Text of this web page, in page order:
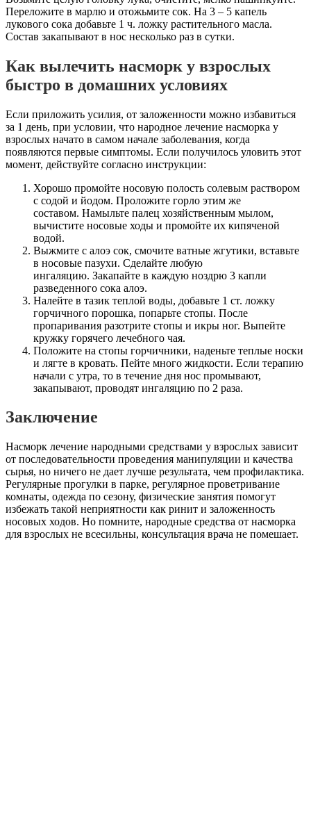
Переложите в марлю и отожьмите сок. На 3 – 5 капель
лукового сока добавьте 1 ч. ложку растительного масла.
Состав закапывают в нос несколько раз в сутки.
Как вылечить насморк у взрослых
быстро в домашних условиях
Если приложить усилия, от заложенности можно избавиться
за 1 день, при условии, что народное лечение насморка у
взрослых начато в самом начале заболевания, когда
появляются первые симптомы. Если получилось уловить этот
момент, действуйте согласно инструкции:
Хорошо промойте носовую полость солевым раствором
с содой и йодом. Проложите горло этим же
составом. Намыльте палец хозяйственным мылом,
вычистите носовые ходы и промойте их кипяченой
водой.
Выжмите с алоэ сок, смочите ватные жгутики, вставьте
в носовые пазухи. Сделайте любую
ингаляцию. Закапайте в каждую ноздрю 3 капли
разведенного сока алоэ.
Налейте в тазик теплой воды, добавьте 1 ст. ложку
горчичного порошка, попарьте стопы. После
пропаривания разотрите стопы и икры ног. Выпейте
кружку горячего лечебного чая.
Положите на стопы горчичники, наденьте теплые носки
и лягте в кровать. Пейте много жидкости. Если терапию
начали с утра, то в течение дня нос промывают,
закапывают, проводят ингаляцию по 2 раза.
Заключение
Насморк лечение народными средствами у взрослых зависит
от последовательности проведения манипуляции и качества
сырья, но ничего не дает лучше результата, чем профилактика.
Регулярные прогулки в парке, регулярное проветривание
комнаты, одежда по сезону, физические занятия помогут
избежать такой неприятности как ринит и заложенность
носовых ходов. Но помните, народные средства от насморка
для взрослых не всесильны, консультация врача не помешает.